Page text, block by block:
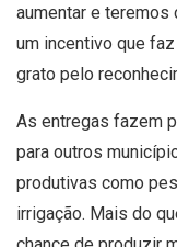
aumentar e teremos
um incentivo que
grato pelo
As entregas fazem
para outros
produtivas como
irrigação. Mais do